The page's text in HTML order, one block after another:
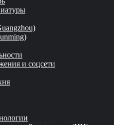
и соцсети